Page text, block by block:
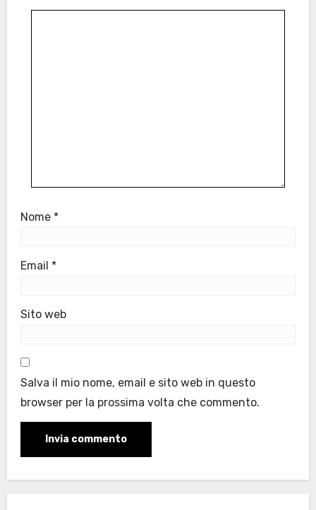
Nome *
Email *
Sito web
Salva il mio nome, email e sito web in questo
browser per la prossima volta che commento.